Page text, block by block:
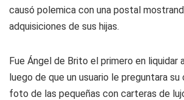
causó polemica con una postal
adquisiciones de sus hijas.
Fue Ángel de Brito el primero en liquidar
luego de que un usuario le preguntara su
foto de las pequeñas con carteras de